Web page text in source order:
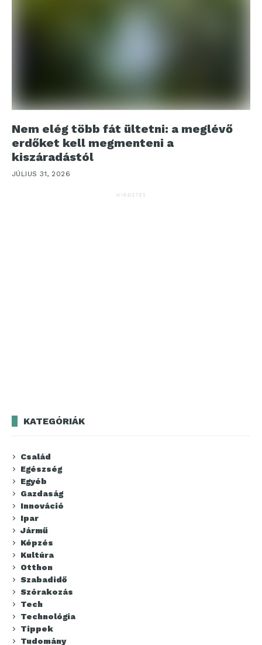
Nem elég több fát ültetni: a meglévő
erdőket kell megmenteni a
kiszáradástól
JÚLIUS 31, 2026
HIRDETÉS
KATEGÓRIÁK
Család
Egészség
Egyéb
Gazdaság
Innováció
Ipar
Jármű
Képzés
Kultúra
Otthon
Szabadidő
Szórakozás
Tech
Technológia
Tippek
Tudomány